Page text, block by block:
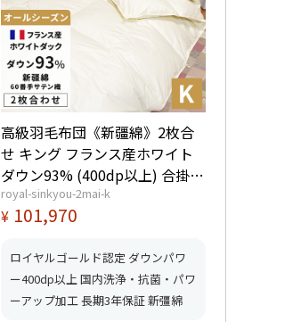
高級羽毛布団《新疆綿》2枚合
せ キング フランス産ホワイト
ダウン93% (400dp以上) 合掛
1.4kg、薄掛0.65kg 【5つ星ロイ
ヤルゴールド取得】【グッドふ
royal-sinkyou-2mai-k
¥ 101,970
ロイヤルゴールド認定 ダウンパワ
ー400dp以上 国内洗浄・抗菌・パワ
ーアップ加工 長期3年保証 新彊綿